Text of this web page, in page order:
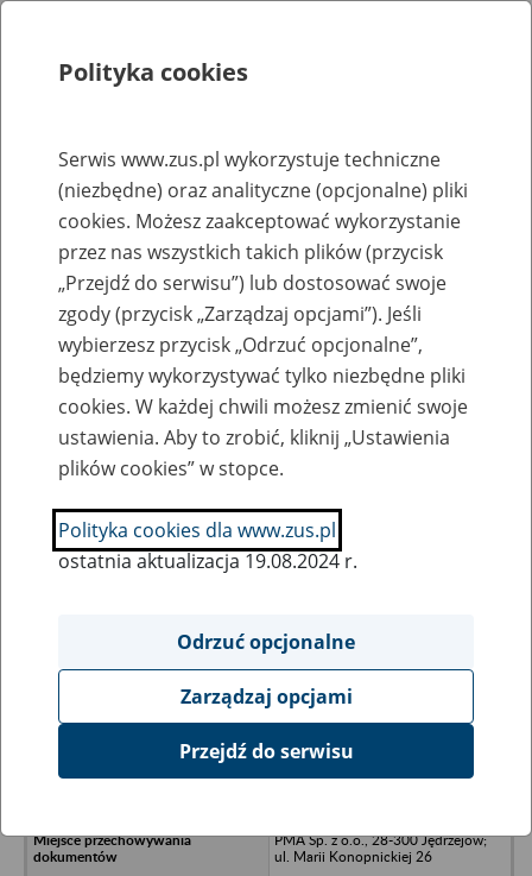
Rejestry, ewidencje i archiwa
Baza zlikwidowanych lub
przekształconych zakładów pracy
Nazwa zakładu pracy:
SZUKAJ
Ukryj wszystkie pozycje bazy
Spółdzielnia Kółek Rolniczych w
PMA Sp. z o.o., 28-300 Jędrzejów;
ul. Marii Konopnickiej 26
Polityka cookies
Serwis www.zus.pl wykorzystuje techniczne
(niezbędne) oraz analityczne (opcjonalne) pliki
cookies. Możesz zaakceptować wykorzystanie
przez nas wszystkich takich plików (przycisk
„Przejdź do serwisu”) lub dostosować swoje
zgody (przycisk „Zarządzaj opcjami”). Jeśli
wybierzesz przycisk „Odrzuć opcjonalne”,
będziemy wykorzystywać tylko niezbędne pliki
cookies. W każdej chwili możesz zmienić swoje
ustawienia. Aby to zrobić, kliknij „Ustawienia
plików cookies” w stopce.
Polityka cookies dla www.zus.pl
ostatnia aktualizacja 19.08.2024 r.
Odrzuć opcjonalne
Zarządzaj opcjami
Przejdź do serwisu